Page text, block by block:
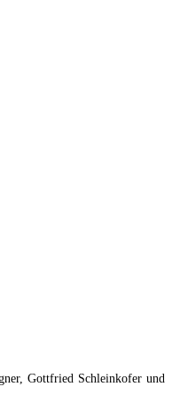
Gottfried Schleinkofer und